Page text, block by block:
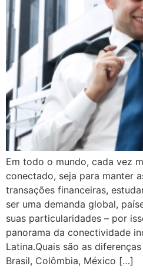
Em todo o mundo, cada vez
conectado, seja para manter
transações financeiras,
ser uma demanda global,
suas particularidades – por
panorama da conectividade
Latina.Quais são as
Brasil, Colômbia, México […]